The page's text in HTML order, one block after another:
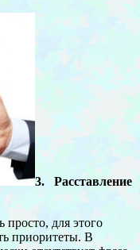
3. Расставление
для этого
приоритеты. В